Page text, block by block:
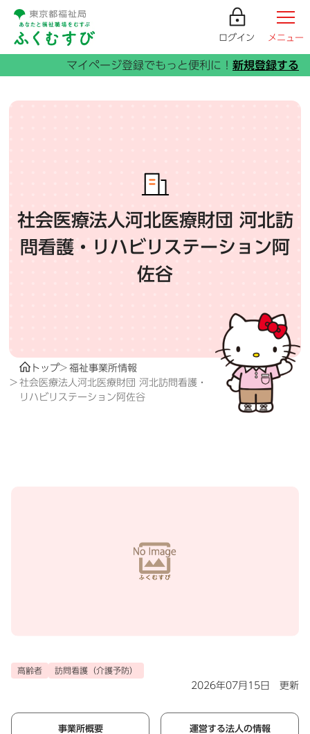
ログイン メニュー
社会医療法人河北医療財団 河北訪
問看護・リハビリステーション阿
佐谷
トップ
福祉事業所情報
社会医療法人河北医療財団 河北訪問看護・
リハビリステーション阿佐谷
高齢者 訪問看護（介護予防）
2026年07月15日 更新
事業所概要 運営する法人の情報